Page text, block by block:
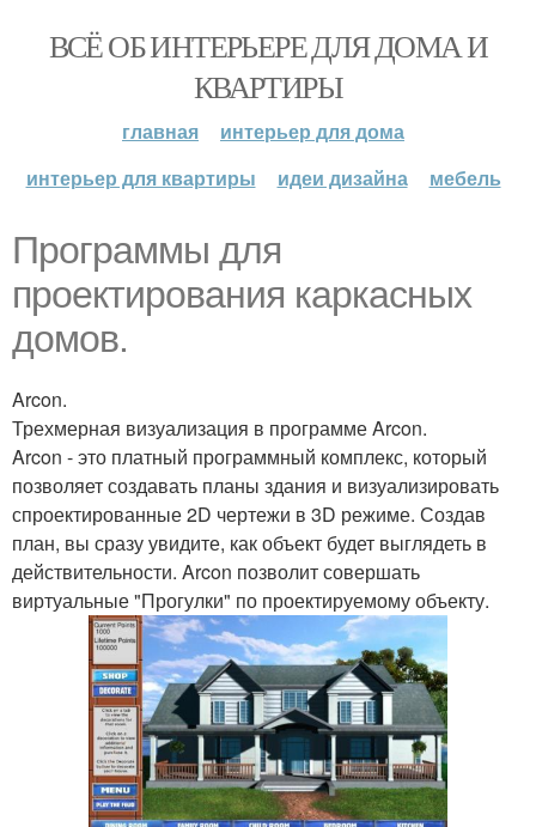
ВСЁ ОБ ИНТЕРЬЕРЕ ДЛЯ ДОМА И
КВАРТИРЫ
главная
интерьер для дома
интерьер для квартиры
идеи дизайна мебель
Программы для
проектирования каркасных
домов.
Arcon.
Трехмерная визуализация в программе Arcon.
Arcon - это платный программный комплекс, который
позволяет создавать планы здания и визуализировать
спроектированные 2D чертежи в 3D режиме. Создав
план, вы сразу увидите, как объект будет выглядеть в
действительности. Arcon позволит совершать
виртуальные "Прогулки" по проектируемому объекту.